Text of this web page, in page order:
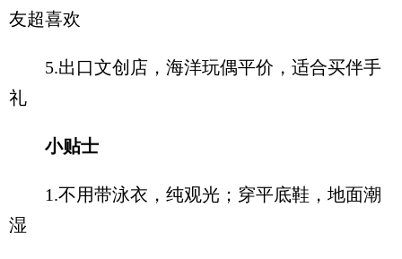
友超喜欢
5.出口文创店，海洋玩偶平价，适合买伴手
礼
小贴士
1.不用带泳衣，纯观光；穿平底鞋，地面潮
湿